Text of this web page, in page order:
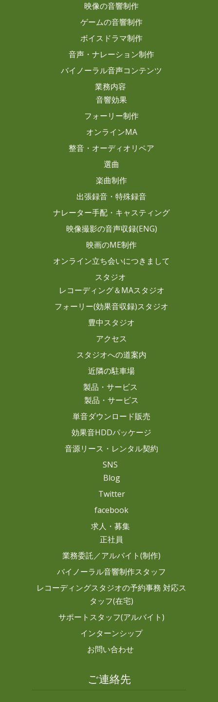
映像の音響制作
ゲームの音響制作
ボイスドラマ制作
音声・ナレーション制作
バイノーラル音声コンテンツ
業務内容
音響効果
フォーリー制作
オンラインMA
整音・オーディオリペア
選曲
楽曲制作
出張録音・特殊録音
ナレーター手配・キャスティング
映像撮影の音声収録(ENG)
映画のME制作
オンライン立ち会いにつきまして
スタジオ
レコーディング＆MAスタジオ
フォーリー(効果音収録)スタジオ
豊中スタジオ
アクセス
スタジオへの道案内
近隣の駐車場
製品・サービス
製品・サービス
単音ダウンロード販売
効果音HDDパッケージ
音源リース・レンタル契約
SNS
Blog
Twitter
facebook
求人・募集
正社員
業務委託／アルバイト(制作)
バイノーラル音響制作スタッフ
レコーディングスタジオの予約事務 対応ス
タッフ(在宅)
サポートスタッフ(アルバイト)
インターンシップ
お問い合わせ
ご連絡先